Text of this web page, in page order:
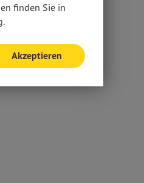
finden Sie in
.
Akzeptieren